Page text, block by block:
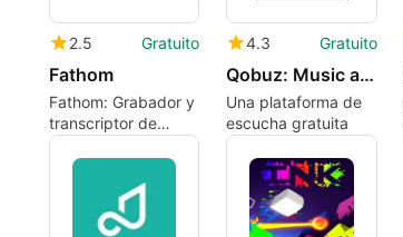
2.5 Gratuito
Fathom
Fathom: Grabador y
transcriptor de
videoconferencias
4.3 Gratuito
Qobuz: Music and publishing
Una plataforma de
escucha gratuita